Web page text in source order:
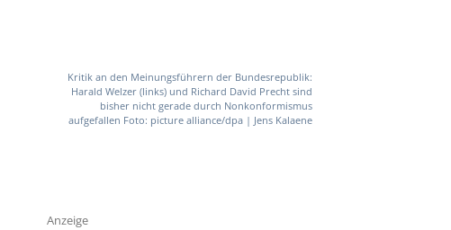
Kritik an den Meinungsführern der Bundesrepublik:
Harald Welzer (links) und Richard David Precht sind
bisher nicht gerade durch Nonkonformismus
aufgefallen Foto: picture alliance/dpa | Jens Kalaene
Anzeige